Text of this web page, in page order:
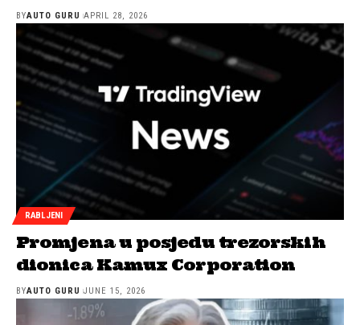
BYAUTO GURU APRIL 28, 2026
RABLJENI
Promjena u posjedu trezorskih
dionica Kamux Corporation
BYAUTO GURU JUNE 15, 2026